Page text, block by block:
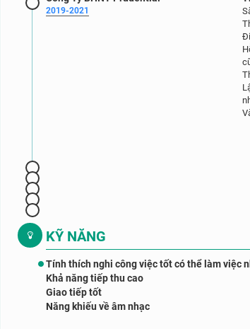
2019-2021
KỸ NĂNG
Tính thích nghi công việc tốt có thể làm việc
Khả năng tiếp thu cao
Giao tiếp tốt
Năng khiếu về âm nhạc